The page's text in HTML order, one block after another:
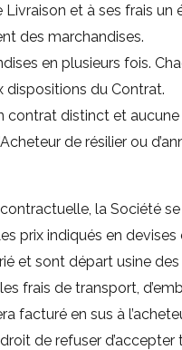
Livraison et à ses frais
des marchandises.
en plusieurs fois.
du Contrat.
distinct et
de résilier ou
la Société
prix indiqués en
et sont départ usine
frais de transport,
facturé en sus à
de refuser